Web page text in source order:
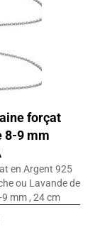
forçat
8-9 mm
en Argent 925
ou Lavande de
mm , 24 cm